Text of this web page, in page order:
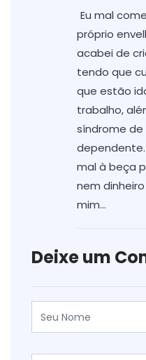
Eu mal
próprio
acabei de
tendo que
que estão
trabalho,
síndrome de
dependente.
mal à beça
nem
mim…
Deixe um